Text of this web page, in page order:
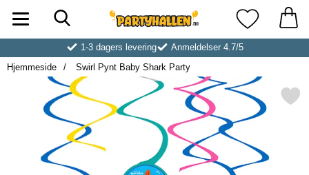
Startsiden for Partyhallen ABMine
1-3 dagers levering
Anmeldelser 4.7/5
Hjemmeside
Swirl Pynt Baby Shark Party
Merk swirl Pynt Baby